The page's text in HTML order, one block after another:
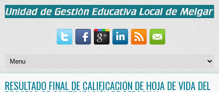
RESULTADO FINAL DE CALIFICACIÓN DE HOJA DE VIDA DEL